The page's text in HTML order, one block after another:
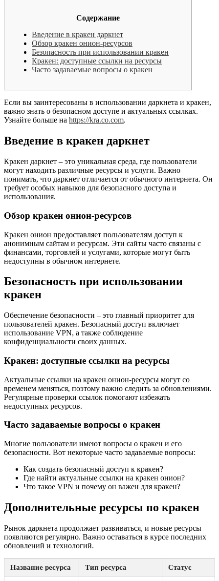
Содержание
Введение в кракен даркнет
Обзор кракен онион-ресурсов
Безопасность при использовании кракен
Кракен: доступные ссылки на ресурсы
Часто задаваемые вопросы о кракен
Если вы заинтересованы в использовании даркнета и кракен,
важно знать о безопасном доступе и актуальных ссылках.
Узнайте больше на https://kra.co.com.
Введение в кракен даркнет
Кракен даркнет – это уникальная среда, где пользователи
могут находить различные ресурсы и услуги. Важно
понимать, что даркнет отличается от обычного интернета. Он
требует особых навыков для безопасного доступа и
использования.
Обзор кракен онион-ресурсов
Кракен онион предоставляет пользователям доступ к
анонимным сайтам и ресурсам. Эти сайты часто связаны с
финансами, торговлей и услугами, которые могут быть
недоступны в обычном интернете.
Безопасность при использовании
кракен
Обеспечение безопасности – это главный приоритет для
пользователей кракен. Безопасный доступ включает
использование VPN, а также соблюдение
конфиденциальности своих данных.
Кракен: доступные ссылки на ресурсы
Актуальные ссылки на кракен онион-ресурсы могут со
временем меняться, поэтому важно следить за обновлениями.
Регулярные проверки ссылок помогают избежать
недоступных ресурсов.
Часто задаваемые вопросы о кракен
Многие пользователи имеют вопросы о кракен и его
безопасности. Вот некоторые часто задаваемые вопросы:
Как создать безопасный доступ к кракен?
Где найти актуальные ссылки на кракен онион?
Что такое VPN и почему он важен для кракен?
Дополнительные ресурсы по кракен
Рынок даркнета продолжает развиваться, и новые ресурсы
появляются регулярно. Важно оставаться в курсе последних
обновлений и технологий.
Название ресурса Тип ресурса Статус